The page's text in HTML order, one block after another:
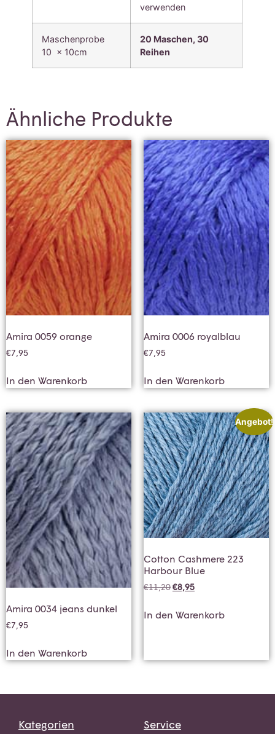
verwenden
Maschenprobe
10 x 10cm
20 Maschen, 30
Reihen
Ähnliche Produkte
Amira 0059 orange
€7,95
In den Warenkorb
Amira 0006 royalblau
€7,95
In den Warenkorb
Amira 0034 jeans dunkel
€7,95
In den Warenkorb
Angebot!
Cotton Cashmere 223
Harbour Blue
€11,20€8,95
In den Warenkorb
Kategorien Service